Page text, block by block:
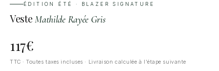
ÉDITION ÉTÉ · BLAZER SIGNATURE
Veste Mathilde Rayée Gris
117€
TTC · Toutes taxes incluses · Livraison calculée à l'étape suivante